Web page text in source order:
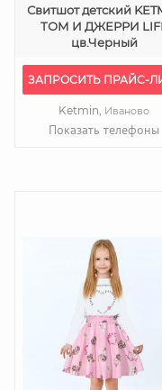
Свитшот детский
ТОМ И ДЖЕРРИ
цв.Черный
ЗАПРОСИТЬ ПРАЙС-
Ketmin, Иваново
Показать телефоны